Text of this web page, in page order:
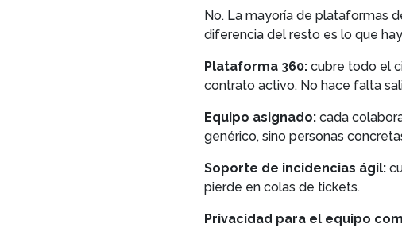
No. La mayoría de plataformas
diferencia del resto es lo que
Plataforma 360:cubre todo el
contrato activo. No hace falta
Equipo asignado:cada
genérico, sino personas
Soporte de incidencias ágil:
pierde en colas de tickets.
Privacidad para el equipo